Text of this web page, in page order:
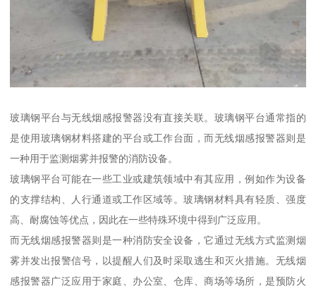
玻璃钢平台与无线烟感报警器没有直接关联。玻璃钢平台通常指的
是使用玻璃钢材料搭建的平台或工作台面，而无线烟感报警器则是
一种用于监测烟雾并报警的消防设备。
玻璃钢平台可能在一些工业或建筑领域中有其应用，例如作为设备
的支撑结构、人行通道或工作区域等。玻璃钢材料具有轻质、强度
高、耐腐蚀等优点，因此在一些特殊环境中得到广泛应用。
而无线烟感报警器则是一种消防安全设备，它通过无线方式监测烟
雾并发出报警信号，以提醒人们及时采取逃生和灭火措施。无线烟
感报警器广泛应用于家庭、办公室、仓库、商场等场所，是预防火